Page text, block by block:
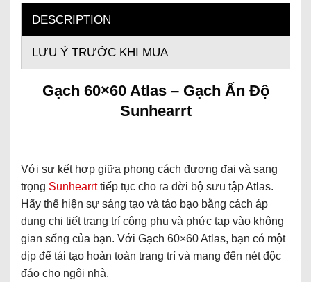
DESCRIPTION
LƯU Ý TRƯỚC KHI MUA
Gạch 60×60 Atlas – Gạch Ấn Độ
Sunhearrt
Với sự kết hợp giữa phong cách đương đại và sang
trọng Sunhearrttiếp tục cho ra đời bộ sưu tập Atlas.
Hãy thể hiện sự sáng tạo và táo bạo bằng cách áp
dụng chi tiết trang trí công phu và phức tạp vào không
gian sống của bạn. Với Gạch 60×60 Atlas, bạn có một
dịp để tái tạo hoàn toàn trang trí và mang đến nét độc
đáo cho ngôi nhà.